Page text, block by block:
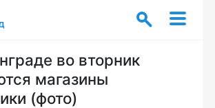
во вторник
магазины
(фото)